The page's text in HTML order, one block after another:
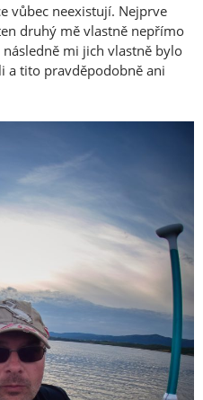
vůbec neexistují. Nejprve
druhý mě vlastně nepřímo
mi jich vlastně bylo
a tito pravděpodobně ani